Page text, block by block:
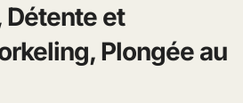
Détente et
Plongée au